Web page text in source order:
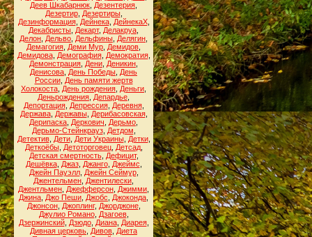
Деев Шкабарнюк Дезентерия
Дезертир, Дезертиры,
Дезинформация, Дейнека, ДейнекаХ,
Декабристы Декарт, Делакруа
Делон Дельво Дельфины Делягин
Демагогия Деми Мур Демидов
Демидова, Демография, Демократия,
Демонстрация Дени Деникин
Денисова День Победы День
России, День памяти жертв
Холокоста День рождения Деньги
Деньрождения Депардье
Депортация, Депрессия, Деревня,
Держава, Державы, Дерибасовская,
Дерипаска Деркович Дерьмо
Дерьмо-Стейнкрауз, Детдом
Детектив, Дети, Дети Украины, Детки,
Деткоёбы, Детоторговец, Детсад,
Детская смертность, Дефицит,
Дешёвка, Джаз, Джанго, Джеймс
Джейн Пауэлл, Джейн Сеймур,
Джентельмен Джентилески
Джентльмен Джефферсон Джимми
Джина Джо Пеши Джобс Джоконда
Джонсон, Джоплинг, Джорджоне,
Джулио Романо, Дзагоев,
Дзержинский, Дзюдо, Диана, Диарея,
Дивная церковь Дивов Диета